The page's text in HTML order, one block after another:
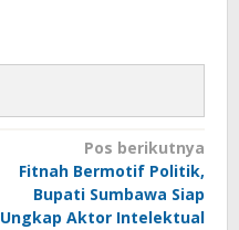
Pos berikutnya
Fitnah Bermotif Politik,
Bupati Sumbawa Siap
Ungkap Aktor Intelektual